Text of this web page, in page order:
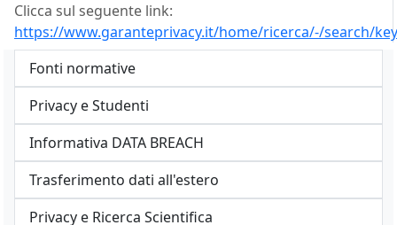
Clicca sul seguente link:
https://www.garanteprivacy.it/home/ricerca/-/search/
Fonti normative
Privacy e Studenti
Informativa DATA BREACH
Trasferimento dati all'estero
Privacy e Ricerca Scientifica